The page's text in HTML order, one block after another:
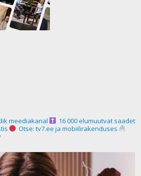
meediakanal
16 000 elumuutvat saadet
Otse: tv7.ee ja mobiilirakenduses